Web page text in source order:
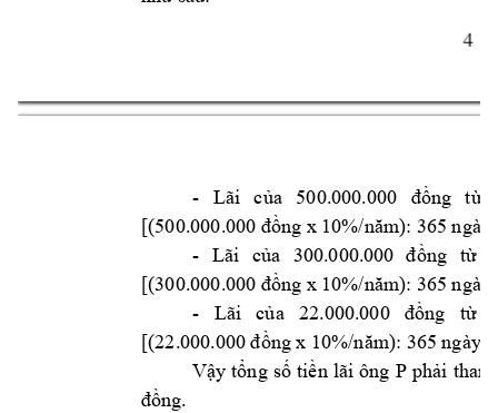
4
- Lãi của 500.000.000 đồng từ
[(500.000.000 đồng x 10%/năm): 365 ngày]
- Lãi của 300.000.000 đồng từ
[(300.000.000 đồng x 10%/năm): 365 ngày]
- Lãi của 22.000.000 đồng từ
[(22.000.000 đồng x 10%/năm): 365 ngày]
Vậy tổng số tiền lãi ông P phải
đồng.